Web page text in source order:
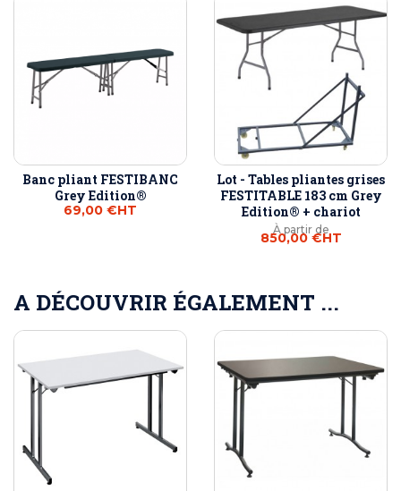
Banc pliant FESTIBANC
Grey Edition®
69,00 €HT
Lot - Tables pliantes grises
FESTITABLE 183 cm Grey
Edition® + chariot
À partir de
850,00 €HT
A DÉCOUVRIR ÉGALEMENT ...